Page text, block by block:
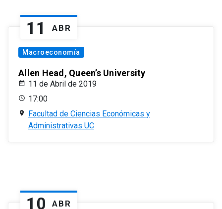
11 ABR
Macroeconomía
Allen Head, Queen’s University
11 de Abril de 2019
17:00
Facultad de Ciencias Económicas y
Administrativas UC
10 ABR